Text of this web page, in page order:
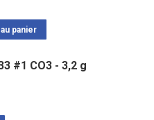
initial
135,60€.100,00€.
panier
#1 CO3 - 3,2 g